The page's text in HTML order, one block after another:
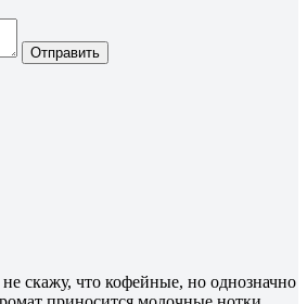
Отправить
скажу, что кофейные, но однозначно